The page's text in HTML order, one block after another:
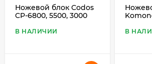
Ножевой блок Codos
CP-6800, 5500, 3000
В НАЛИЧИИ В